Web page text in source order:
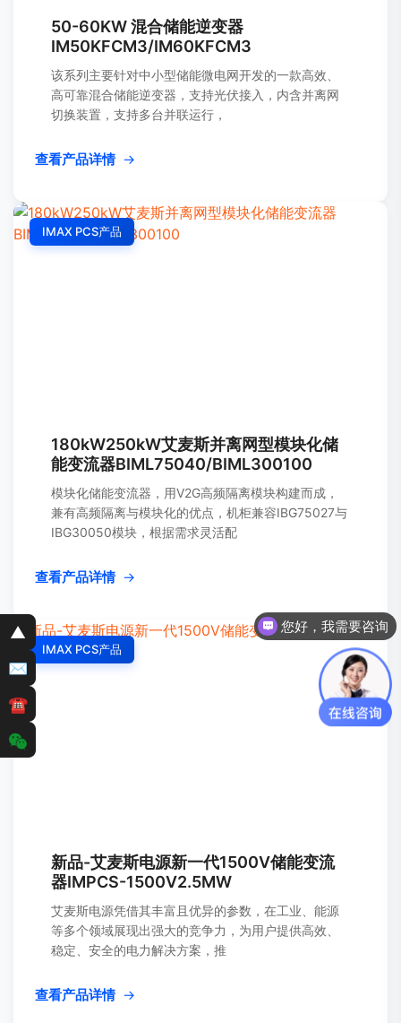
▲
✉
☎
50-60KW 混合储能逆变器
IM50KFCM3/IM60KFCM3
该系列主要针对中小型储能微电网开发的一款高效、
高可靠混合储能逆变器，支持光伏接入，内含并离网
切换装置，支持多台并联运行，
查看产品详情 →
IMAX PCS产品
180kW250kW艾麦斯并离网型模块化储
能变流器BIML75040/BIML300100
模块化储能变流器，用V2G高频隔离模块构建而成，
兼有高频隔离与模块化的优点，机柜兼容IBG75027与
IBG30050模块，根据需求灵活配
查看产品详情 →
IMAX PCS产品
新品-艾麦斯电源新一代1500V储能变流
器IMPCS-1500V2.5MW
艾麦斯电源凭借其丰富且优异的参数，在工业、能源
等多个领域展现出强大的竞争力，为用户提供高效、
稳定、安全的电力解决方案，推
查看产品详情 →
您好，我需要咨询